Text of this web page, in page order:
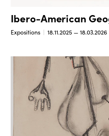
Ibero-American
Expositions 18.11.2025 — 18.03.2026